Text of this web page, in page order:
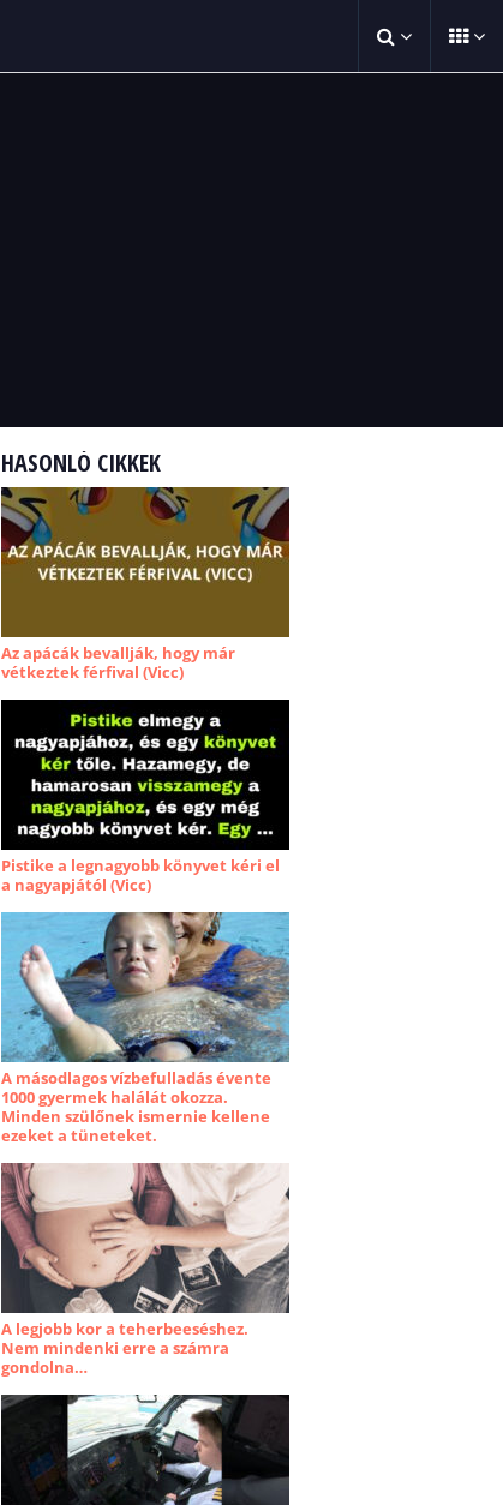
HASONLÓ CIKKEK
Az apácák bevallják, hogy már
vétkeztek férfival (Vicc)
Pistike a legnagyobb könyvet kéri el
a nagyapjától (Vicc)
A másodlagos vízbefulladás évente
1000 gyermek halálát okozza.
Minden szülőnek ismernie kellene
ezeket a tüneteket.
A legjobb kor a teherbeeséshez.
Nem mindenki erre a számra
gondolna…